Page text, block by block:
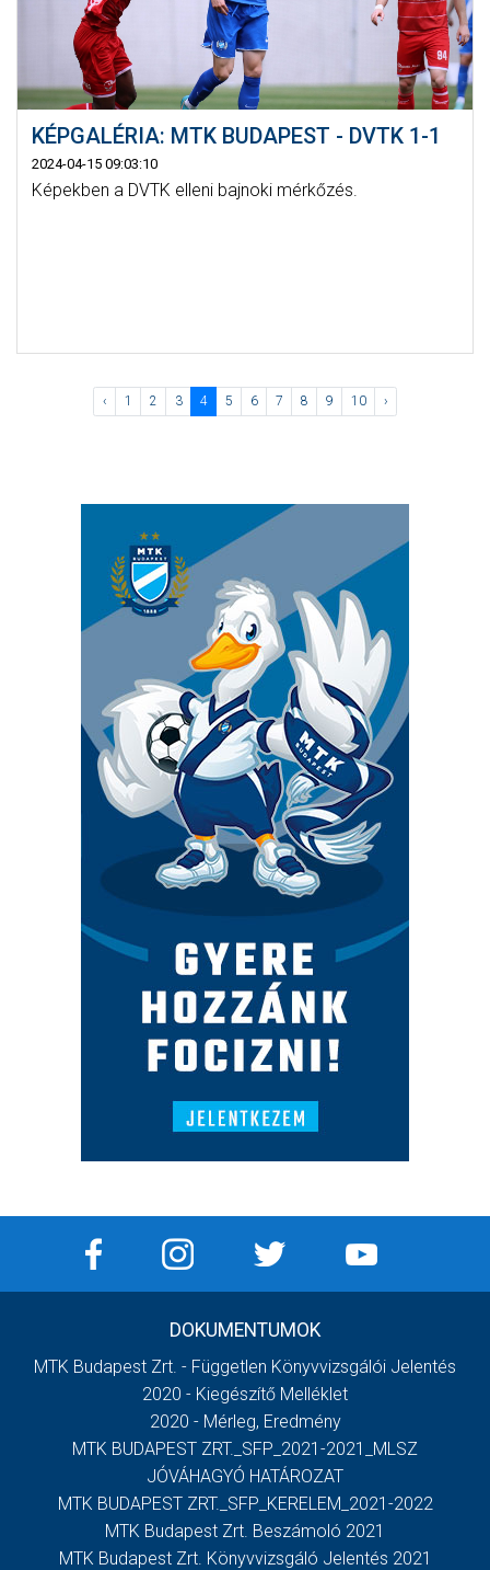
KÉPGALÉRIA: MTK BUDAPEST - DVTK 1-1
2024-04-15 09:03:10
Képekben a DVTK elleni bajnoki mérkőzés.
‹ 1 2 3 4 5 6 7 8 9 10 ›
DOKUMENTUMOK
MTK Budapest Zrt. - Független Könyvvizsgálói Jelentés
2020 - Kiegészítő Melléklet
2020 - Mérleg, Eredmény
MTK BUDAPEST ZRT._SFP_2021-2021_MLSZ
JÓVÁHAGYÓ HATÁROZAT
MTK BUDAPEST ZRT._SFP_KERELEM_2021-2022
MTK Budapest Zrt. Beszámoló 2021
MTK Budapest Zrt. Könyvvizsgáló Jelentés 2021